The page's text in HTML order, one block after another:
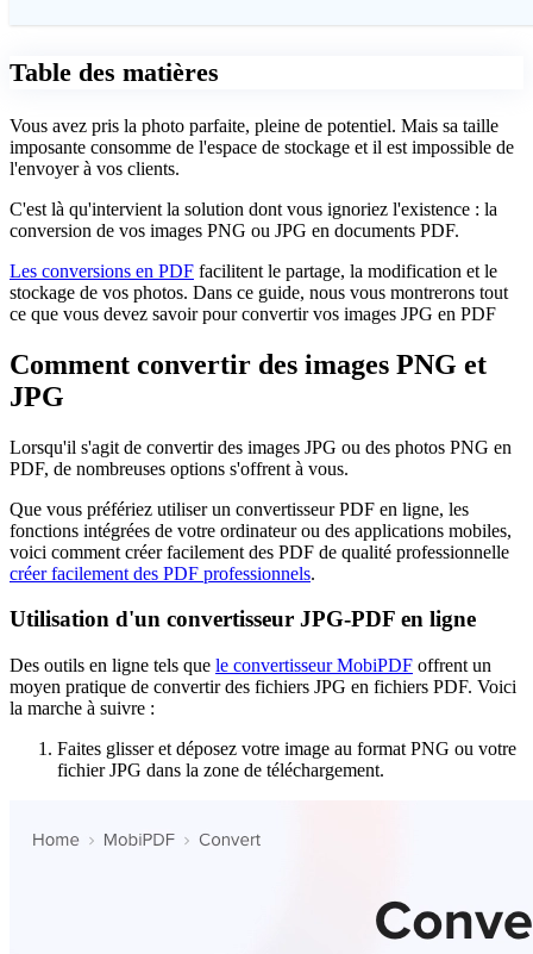
Table des matières
Vous avez pris la photo parfaite, pleine de potentiel. Mais sa taille
imposante consomme de l'espace de stockage et il est impossible de
l'envoyer à vos clients.
C'est là qu'intervient la solution dont vous ignoriez l'existence : la
conversion de vos images PNG ou JPG en documents PDF.
Les conversions en PDF facilitent le partage, la modification et le
stockage de vos photos. Dans ce guide, nous vous montrerons tout
ce que vous devez savoir pour convertir vos images JPG en PDF
Comment convertir des images PNG et
JPG
Lorsqu'il s'agit de convertir des images JPG ou des photos PNG en
PDF, de nombreuses options s'offrent à vous.
Que vous préfériez utiliser un convertisseur PDF en ligne, les
fonctions intégrées de votre ordinateur ou des applications mobiles,
voici comment créer facilement des PDF de qualité professionnelle
créer facilement des PDF professionnels.
Utilisation d'un convertisseur JPG-PDF en ligne
Des outils en ligne tels que le convertisseur MobiPDF offrent un
moyen pratique de convertir des fichiers JPG en fichiers PDF. Voici
la marche à suivre :
Faites glisser et déposez votre image au format PNG ou votre
fichier JPG dans la zone de téléchargement.